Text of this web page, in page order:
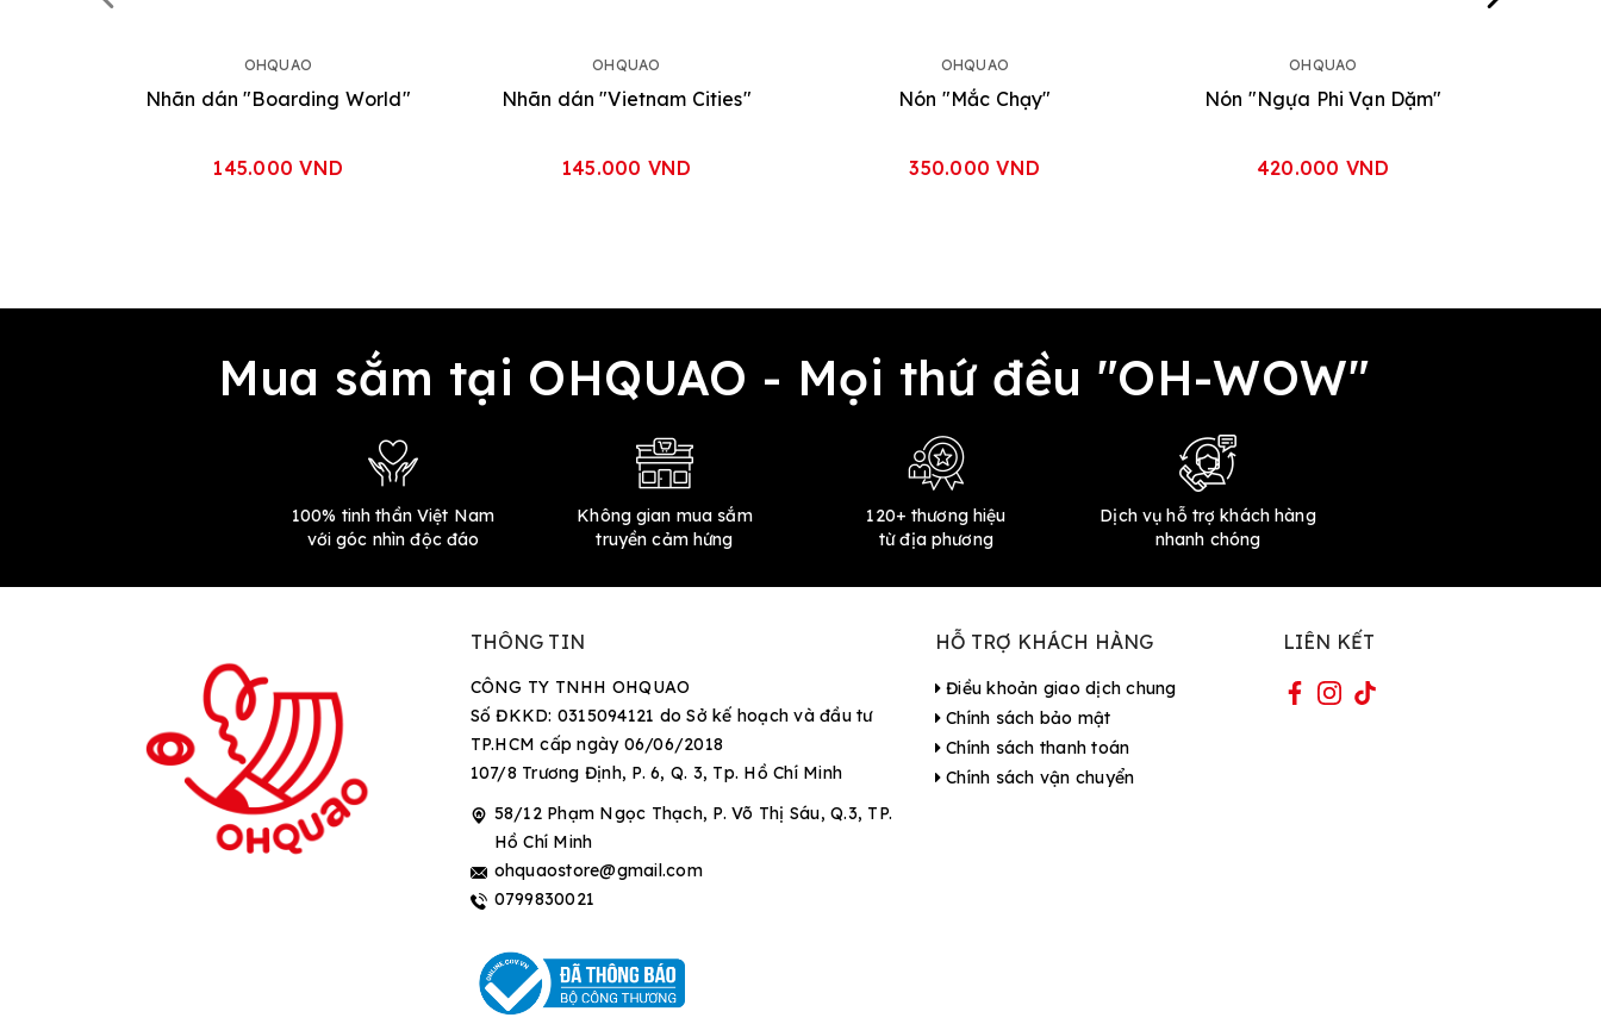
OHQUAO
Nhãn dán "Boarding World"
145.000 VND
OHQUAO
Nhãn dán "Vietnam Cities"
145.000 VND
OHQUAO
Nón "Mắc Chạy"
350.000 VND
OHQUAO
Nón "Ngựa Phi Vạn Dặm"
420.000 VND
Mua sắm tại OHQUAO - Mọi thứ đều "OH-WOW"
100% tinh thần Việt Nam
với góc nhìn độc đáo
Không gian mua sắm
truyền cảm hứng
120+ thương hiệu
từ địa phương
Dịch vụ hỗ trợ khách hàng
nhanh chóng
THÔNG TIN
CÔNG TY TNHH OHQUAO
Số ĐKKD: 0315094121 do Sở kế hoạch và đầu tư
TP.HCM cấp ngày 06/06/2018
107/8 Trương Định, P. 6, Q. 3, Tp. Hồ Chí Minh
58/12 Phạm Ngọc Thạch, P. Võ Thị Sáu, Q.3, TP.
Hồ Chí Minh
ohquaostore@gmail.com
0799830021
HỖ TRỢ KHÁCH HÀNG
Điều khoản giao dịch chung
Chính sách bảo mật
Chính sách thanh toán
Chính sách vận chuyển
LIÊN KẾT